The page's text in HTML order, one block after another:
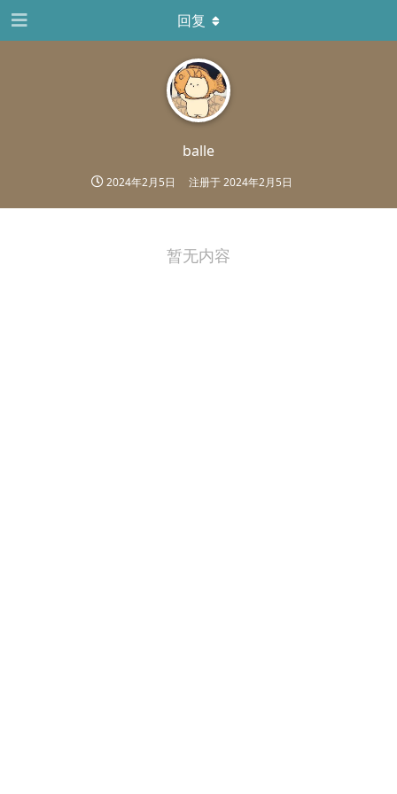
balle
2024年2月5日 注册于2024年2月5日
回复
暂无内容